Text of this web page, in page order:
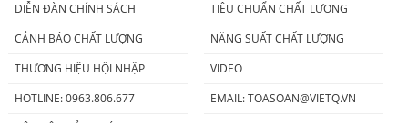
DIỄN ĐÀN CHÍNH SÁCH
TIÊU CHUẨN CHẤT LƯỢNG
CẢNH BÁO CHẤT LƯỢNG
NĂNG SUẤT CHẤT LƯỢNG
THƯƠNG HIỆU HỘI NHẬP
VIDEO
HOTLINE: 0963.806.677
EMAIL:TOASOAN@VIETQ.VN